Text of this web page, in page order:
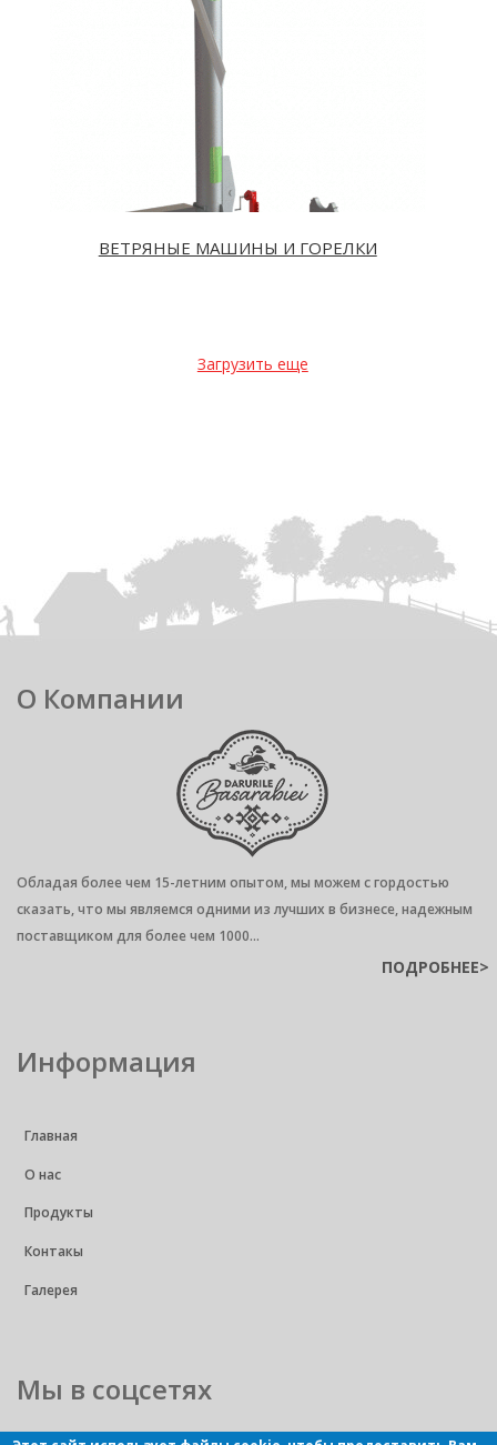
ВЕТРЯНЫЕ МАШИНЫ И ГОРЕЛКИ
Загрузить еще
О Компании
Обладая более чем 15-летним опытом, мы можем с гордостью
сказать, что мы являемся одними из лучших в бизнесе, надежным
поставщиком для более чем 1000...
ПОДРОБНЕЕ>
Информация
Главная
О нас
Продукты
Контакы
Галерея
Мы в соцсетях